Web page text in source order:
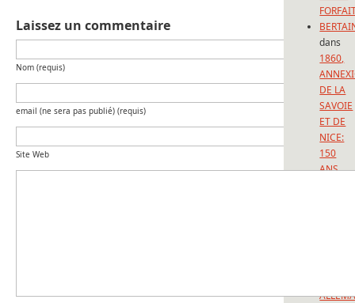
Laissez un commentaire
Nom (requis)
email (ne sera pas publié) (requis)
Site Web
dans
1860,
DE LA
SAVOIE
ET DE
NICE:
150
ANS